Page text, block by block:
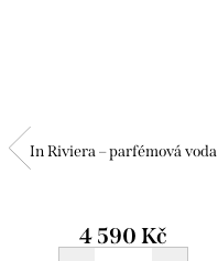
In Riviera – parfémová voda
4 590 Kč